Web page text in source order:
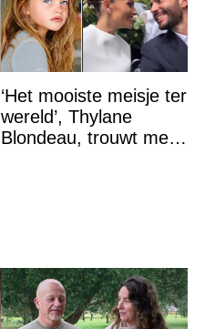
‘Het mooiste meisje ter
wereld’, Thylane
Blondeau, trouwt met